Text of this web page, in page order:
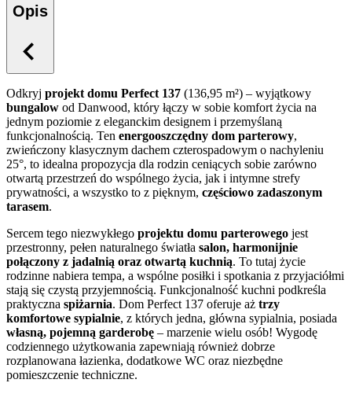
Opis
Odkryj projekt domu Perfect 137 (136,95 m²) – wyjątkowy
bungalow od Danwood, który łączy w sobie komfort życia na
jednym poziomie z eleganckim designem i przemyślaną
funkcjonalnością. Ten energooszczędny dom parterowy,
zwieńczony klasycznym dachem czterospadowym o nachyleniu
25°, to idealna propozycja dla rodzin ceniących sobie zarówno
otwartą przestrzeń do wspólnego życia, jak i intymne strefy
prywatności, a wszystko to z pięknym, częściowo zadaszonym
tarasem.
Sercem tego niezwykłego projektu domu parterowego jest
przestronny, pełen naturalnego światła salon, harmonijnie
połączony z jadalnią oraz otwartą kuchnią. To tutaj życie
rodzinne nabiera tempa, a wspólne posiłki i spotkania z przyjaciółmi
stają się czystą przyjemnością. Funkcjonalność kuchni podkreśla
praktyczna spiżarnia. Dom Perfect 137 oferuje aż trzy
komfortowe sypialnie, z których jedna, główna sypialnia, posiada
własną, pojemną garderobę – marzenie wielu osób! Wygodę
codziennego użytkowania zapewniają również dobrze
rozplanowana łazienka, dodatkowe WC oraz niezbędne
pomieszczenie techniczne.